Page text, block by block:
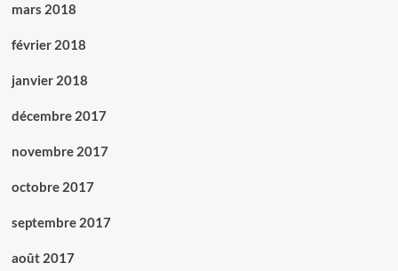
mars 2018
février 2018
janvier 2018
décembre 2017
novembre 2017
octobre 2017
septembre 2017
août 2017